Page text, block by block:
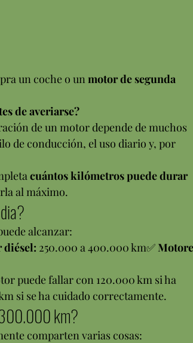
un coche o un motor de segunda
de averiarse?
de un motor depende de muchos
de conducción, el uso diario y, por
cuántos kilómetros puede durar
al máximo.
alcanzar:
diésel: 250.000 a 400.000 km✅
puede fallar con 120.000 km si ha
si se ha cuidado correctamente.
km?
comparten varias cosas: